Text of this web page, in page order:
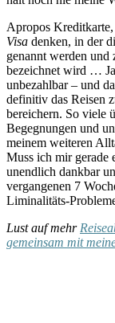
Apropos Kreditkarte,
Visa denken, in der
genannt werden und
bezeichnet wird …
unbezahlbar – und
definitiv das Reisen
bereichern. So viele
Begegnungen und
meinem weiteren
Muss ich mir gerade
unendlich dankbar
vergangenen 7
Liminalitäts-
Lust auf mehr
gemeinsam mit